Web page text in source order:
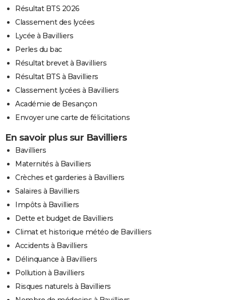
Résultat BTS 2026
Classement des lycées
Lycée à Bavilliers
Perles du bac
Résultat brevet à Bavilliers
Résultat BTS à Bavilliers
Classement lycées à Bavilliers
Académie de Besançon
Envoyer une carte de félicitations
En savoir plus sur Bavilliers
Bavilliers
Maternités à Bavilliers
Crèches et garderies à Bavilliers
Salaires à Bavilliers
Impôts à Bavilliers
Dette et budget de Bavilliers
Climat et historique météo de Bavilliers
Accidents à Bavilliers
Délinquance à Bavilliers
Pollution à Bavilliers
Risques naturels à Bavilliers